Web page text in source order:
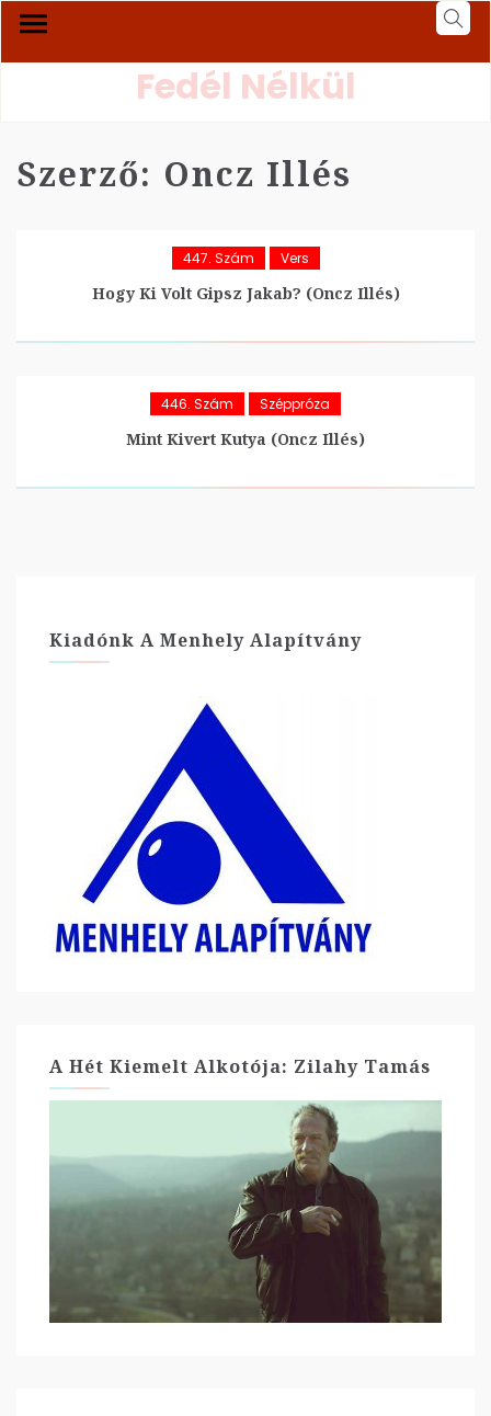
Fedél Nélkül
Szerző: Oncz Illés
447. Szám Vers
Hogy Ki Volt Gipsz Jakab? (Oncz Illés)
446. Szám Széppróza
Mint Kivert Kutya (Oncz Illés)
Kiadónk A Menhely Alapítvány
A Hét Kiemelt Alkotója: Zilahy Tamás